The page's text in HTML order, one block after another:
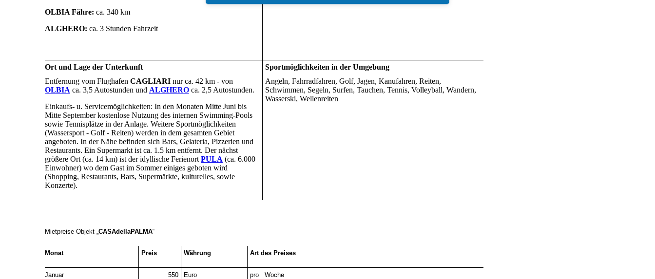
OLBIA Fähre: ca. 340 km
ALGHERO: ca. 3 Stunden Fahrzeit
Ort und Lage der Unterkunft
Entfernung vom Flughafen CAGLIARI nur ca. 42 km - von
OLBIA ca. 3,5 Autostunden und ALGHERO ca. 2,5 Autostunden.
Einkaufs- u. Servicemöglichkeiten: In den Monaten Mitte Juni bis
Mitte September kostenlose Nutzung des internen Swimming-Pools
sowie Tennisplätze in der Anlage. Weitere Sportmöglichkeiten
(Wassersport - Golf - Reiten) werden in dem gesamten Gebiet
angeboten. In der Nähe befinden sich Bars, Gelateria, Pizzerien und
Restaurants. Ein Supermarkt ist ca. 1.5 km entfernt. Der nächst
größere Ort (ca. 14 km) ist der idyllische Ferienort PULA (ca. 6.000
Einwohner) wo dem Gast im Sommer einiges geboten wird
(Shopping, Restaurants, Bars, Supermärkte, kulturelles, sowie
Konzerte).
Sportmöglichkeiten in der Umgebung
Angeln, Fahrradfahren, Golf, Jagen, Kanufahren, Reiten,
Schwimmen, Segeln, Surfen, Tauchen, Tennis, Volleyball, Wandern,
Wasserski, Wellenreiten
Mietpreise Objekt CASAdellaPALMA“
Monat Preis Währung Art des Preises
Januar 550 Euro pro Woche